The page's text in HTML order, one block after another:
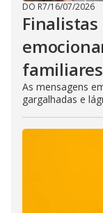
DO R7/16/07/2026
Finalistas
As mensagens
gargalhadas e